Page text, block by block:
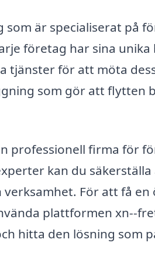
är specialiserat på
företag har sina
tjänster för att möta
som gör att flytten
professionell firma för
kan du
För att få en
plattformen xn--
hitta den lösning som